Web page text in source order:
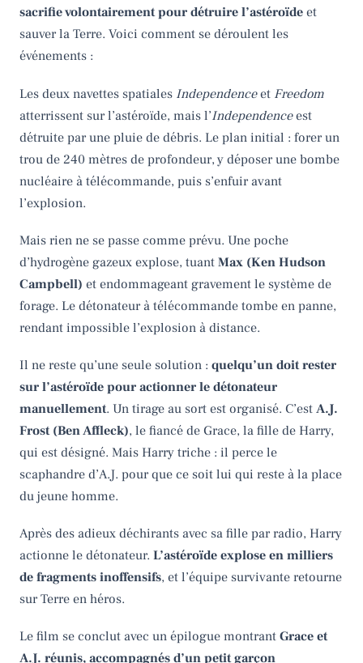
sacrifie volontairement pour détruire l’astéroïde et
sauver la Terre. Voici comment se déroulent les
événements :
Les deux navettes spatiales Independenceet Freedom
atterrissent sur l’astéroïde, mais l’Independenceest
détruite par une pluie de débris. Le plan initial : forer un
trou de 240 mètres de profondeur, y déposer une bombe
nucléaire à télécommande, puis s’enfuir avant
l’explosion.
Mais rien ne se passe comme prévu. Une poche
d’hydrogène gazeux explose, tuant Max (Ken Hudson
Campbell) et endommageant gravement le système de
forage. Le détonateur à télécommande tombe en panne,
rendant impossible l’explosion à distance.
Il ne reste qu’une seule solution : quelqu’un doit rester
sur l’astéroïde pour actionner le détonateur
manuellement. Un tirage au sort est organisé. C’est A.J.
Frost (Ben Affleck), le fiancé de Grace, la fille de Harry,
qui est désigné. Mais Harry triche : il perce le
scaphandre d’A.J. pour que ce soit lui qui reste à la place
du jeune homme.
Après des adieux déchirants avec sa fille par radio, Harry
actionne le détonateur. L’astéroïde explose en milliers
de fragments inoffensifs, et l’équipe survivante retourne
sur Terre en héros.
Le film se conclut avec un épilogue montrant Grace et
A.J. réunis, accompagnés d’un petit garçon